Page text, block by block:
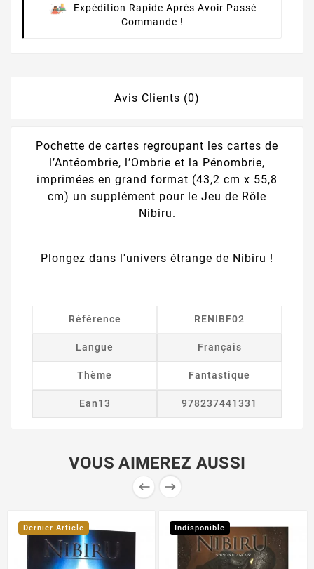
Expédition Rapide Après Avoir Passé
Commande !
Avis Clients (0)
Pochette de cartes regroupant les cartes de
l’Antéombrie, l’Ombrie et la Pénombrie,
imprimées en grand format (43,2 cm x 55,8
cm) un supplément pour le Jeu de Rôle
Nibiru.
Plongez dans l'univers étrange de Nibiru !
Référence RENIBF02
Langue Français
Thème Fantastique
Ean13 978237441331
VOUS AIMEREZ AUSSI
 
Dernier Article Indisponible